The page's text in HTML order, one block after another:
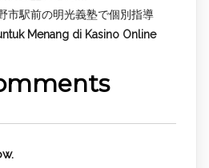
市駅前の明光義塾で個別指導
Menang di Kasino Online